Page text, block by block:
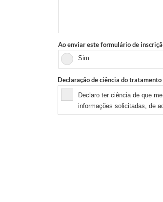
Ao enviar este formulário de
Sim
Declaração de ciência do tratamento
Declaro ter ciência de que
informações solicitadas, de